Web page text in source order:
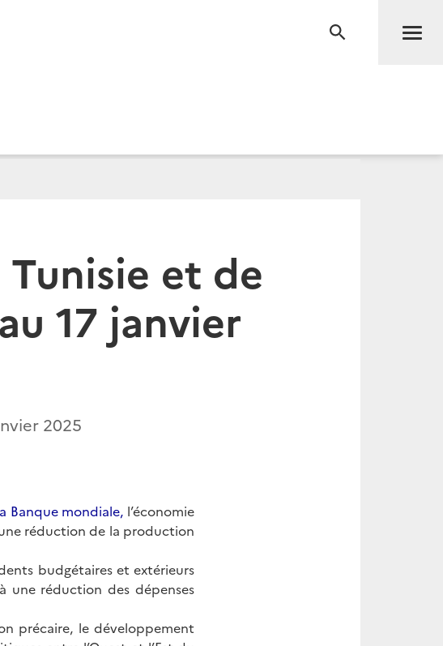
RECHERCHE
et de
17 janvier
2025
Banque mondiale, l’économie
réduction de la production
budgétaires et extérieurs
une réduction des dépenses
précaire, le développement